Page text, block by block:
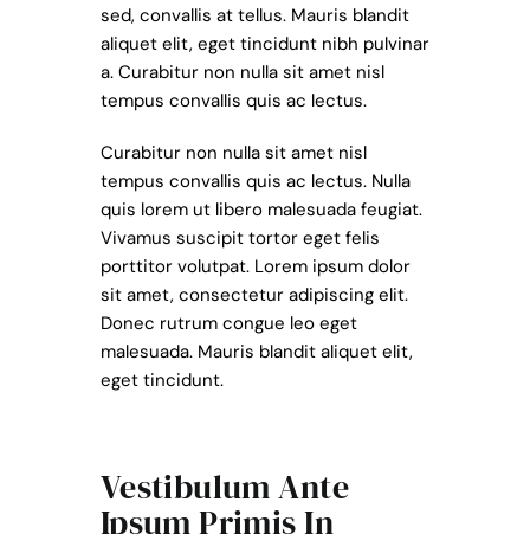
sed, convallis at tellus. Mauris blandit
aliquet elit, eget tincidunt nibh pulvinar
a. Curabitur non nulla sit amet nisl
tempus convallis quis ac lectus.
Curabitur non nulla sit amet nisl
tempus convallis quis ac lectus. Nulla
quis lorem ut libero malesuada feugiat.
Vivamus suscipit tortor eget felis
porttitor volutpat. Lorem ipsum dolor
sit amet, consectetur adipiscing elit.
Donec rutrum congue leo eget
malesuada. Mauris blandit aliquet elit,
eget tincidunt.
Vestibulum Ante
Ipsum Primis In